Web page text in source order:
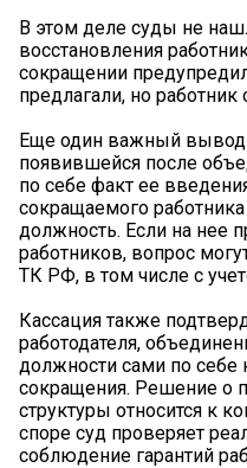
В этом деле суды не
восстановления
сокращении
предлагали, но работник
Еще один важный вывод
появившейся после
по себе факт ее
сокращаемого
должность. Если на нее
работников, вопрос
ТК РФ, в том числе с
Кассация также
работодателя,
должности сами по себе
сокращения. Решение о
структуры относится к
споре суд проверяет
соблюдение гарантий